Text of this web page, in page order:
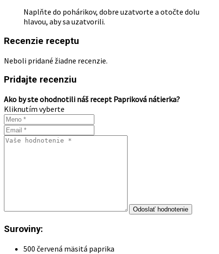
Naplňte do pohárikov, dobre uzatvorte a otočte dolu
hlavou, aby sa uzatvorili.
Recenzie receptu
Neboli pridané žiadne recenzie.
Pridajte recenziu
Ako by ste ohodnotili náš recept Papriková nátierka?
Kliknutím vyberte
Suroviny:
500 červená mäsitá paprika